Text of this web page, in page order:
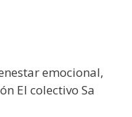
emocional,
El colectivo Sa